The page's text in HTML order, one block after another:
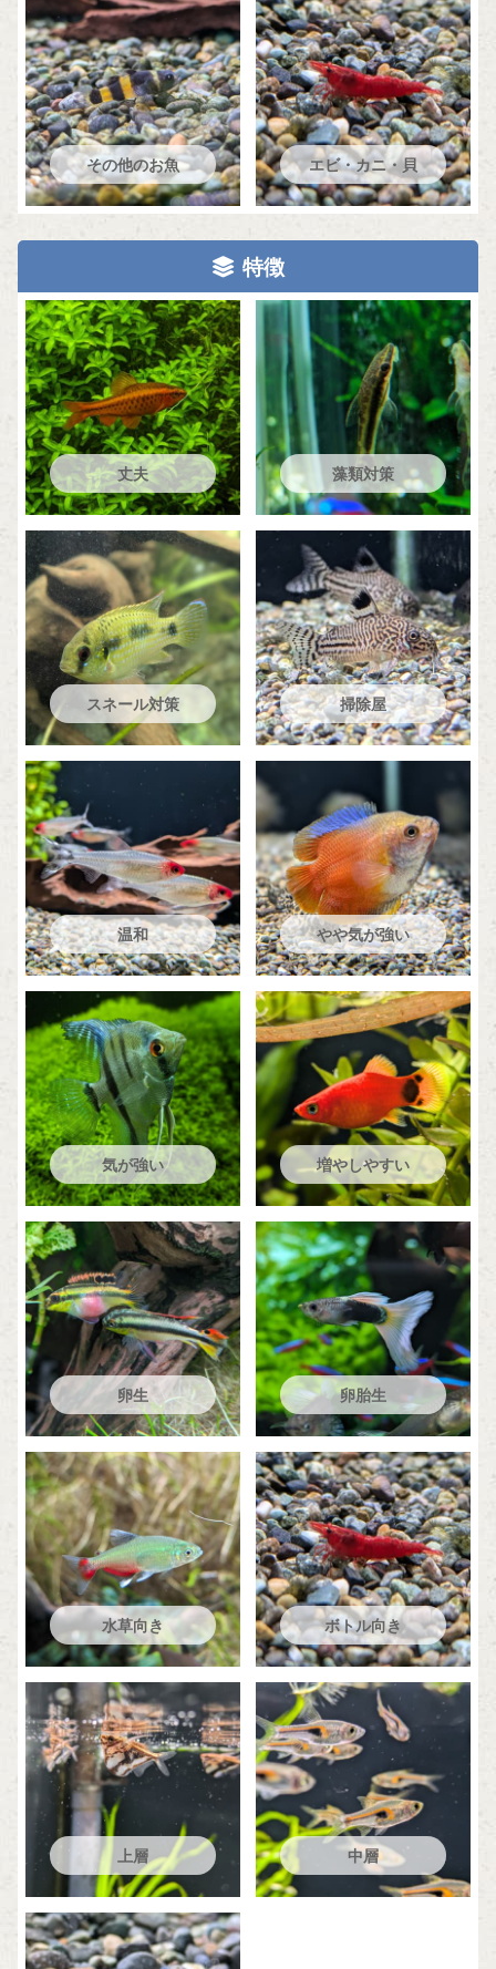
その他のお魚 エビ・カニ・貝
特徴
丈夫 藻類対策
スネール対策 掃除屋
温和 やや気が強い
気が強い 増やしやすい
卵生 卵胎生
水草向き ボトル向き
上層 中層